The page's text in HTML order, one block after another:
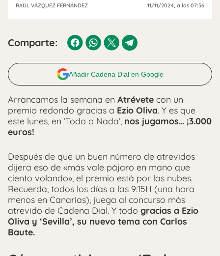
RAÚL VÁZQUEZ FERNÁNDEZ 11/11/2024 , a las 07:56
Comparte:
Añadir Cadena Dial en Google
Arrancamos la semana en Atrévete con un
premio redondo gracias a Ezio Oliva. Y es que
este lunes, en ‘Todo o Nada’, nos jugamos… ¡3.000
euros!
Después de que un buen número de atrevidos
dijera eso de «más vale pájaro en mano que
ciento volando», el premio está por las nubes.
Recuerda, todos los días a las 9:15H (una hora
menos en Canarias), juega al concurso más
atrevido de Cadena Dial. Y todo gracias a Ezio
Oliva y ‘Sevilla’, su nuevo tema con Carlos
Baute.